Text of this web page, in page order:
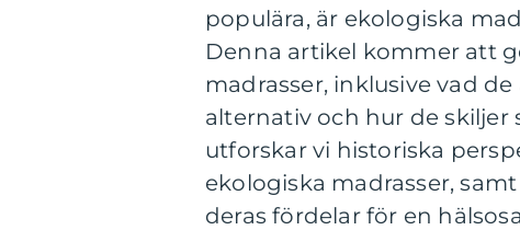
populära, är ekologiska
Denna artikel kommer att
madrasser, inklusive vad
alternativ och hur de skiljer
utforskar vi historiska
ekologiska madrasser,
deras fördelar för en